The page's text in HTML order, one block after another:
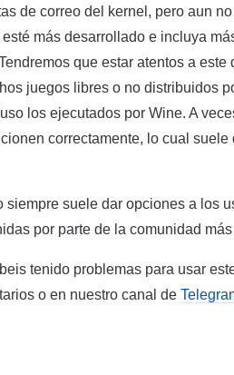
de correo del kernel, pero aun
más desarrollado e incluya
que estar atentos a este
juegos libres o no distribuidos
los ejecutados por Wine. A
correctamente, lo cual
suele dar opciones a los
por parte de la comunidad
tenido problemas para usar
o en nuestro canal de